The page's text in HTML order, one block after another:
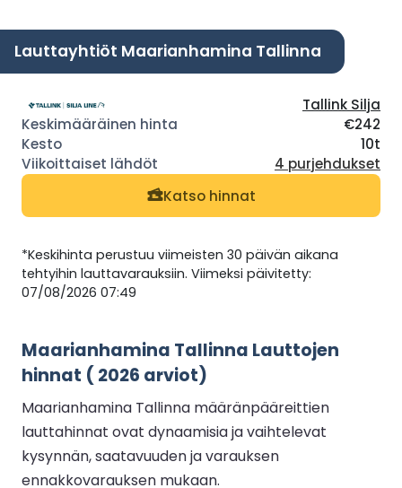
Lauttayhtiöt Maarianhamina Tallinna
Tallink Silja
€242
10t
4 purjehdukset
Katso hinnat
*Keskihinta perustuu viimeisten 30 päivän aikana
tehtyihin lauttavarauksiin. Viimeksi päivitetty:
07/08/2026 07:49
Maarianhamina Tallinna Lauttojen
hinnat ( 2026 arviot)
Maarianhamina Tallinna määränpääreittien
lauttahinnat ovat dynaamisia ja vaihtelevat
kysynnän, saatavuuden ja varauksen
ennakkovarauksen mukaan.